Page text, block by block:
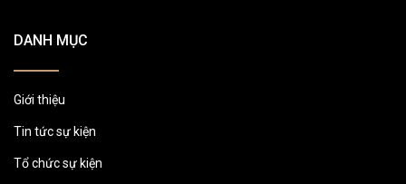
DANH MỤC
Giới thiệu
Tin tức sự kiện
Tổ chức sự kiện